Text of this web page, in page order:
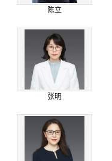
陈立
张明